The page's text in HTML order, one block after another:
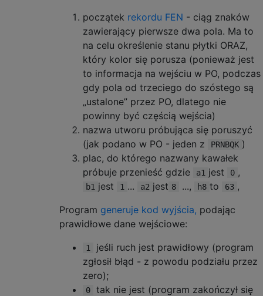
początek rekordu FEN - ciąg znaków
zawierający pierwsze dwa pola. Ma to
na celu określenie stanu płytki ORAZ,
który kolor się porusza (ponieważ jest
to informacja na wejściu w PO, podczas
gdy pola od trzeciego do szóstego są
„ustalone” przez PO, dlatego nie
powinny być częścią wejścia)
nazwa utworu próbująca się poruszyć
(jak podano w PO - jeden z
PRNBQK )
plac, do którego nazwany kawałek
próbuje przenieść gdzie
a1 jest 0 ,
b1 jest 1 ... a2 jest 8 ..., h8 to 63 ,
Program generuje kod wyjścia, podając
prawidłowe dane wejściowe:
1
jeśli ruch jest prawidłowy (program
zgłosił błąd - z powodu podziału przez
zero);
0
tak nie jest (program zakończył się